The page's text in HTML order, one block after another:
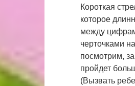
Короткая
которое
между
черточками
посмотрим,
пройдет
(Вызвать